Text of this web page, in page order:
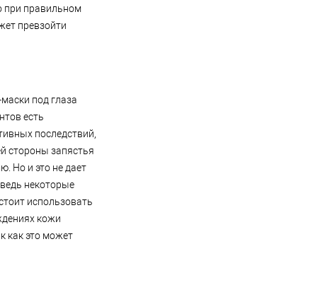
при правильном
превзойти
под глаза
есть
последствий,
стороны запястья
Но и это не дает
некоторые
использовать
кожи
как это может